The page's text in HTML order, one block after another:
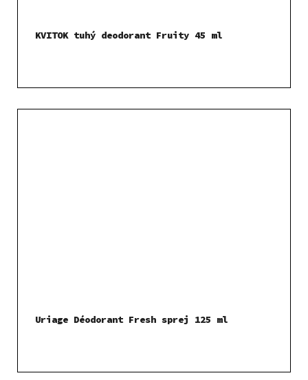
KVITOK tuhý deodorant Fruity 45 ml
Uriage Déodorant Fresh sprej 125 ml